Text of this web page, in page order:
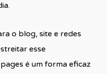
o blog, site e redes
esse
é um forma eficaz